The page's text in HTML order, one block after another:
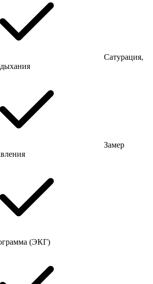
Сатурация,
дыхания
Замер
(ЭКГ)